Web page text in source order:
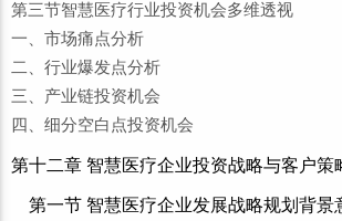
第三节智慧医疗行业投资机会多维透视
一、市场痛点分析
二、行业爆发点分析
三、产业链投资机会
四、细分空白点投资机会
第十二章 智慧医疗企业投资战略与客户策
第一节 智慧医疗企业发展战略规划背景